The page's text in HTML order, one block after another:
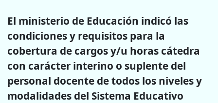
El ministerio de Educación indicó las
condiciones y requisitos para la
cobertura de cargos y/u horas cátedra
con carácter interino o suplente del
personal docente de todos los niveles y
modalidades del Sistema Educativo